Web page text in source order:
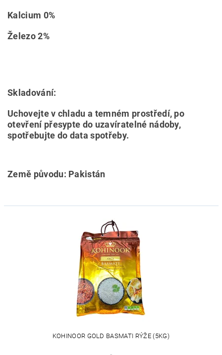
Kalcium 0%
Železo 2%
Skladování:
Uchovejte v chladu a temném prostředí, po
otevření přesypte do uzavíratelné nádoby,
spotřebujte do data spotřeby.
Země původu: Pakistán
KOHINOOR GOLD BASMATI RÝŽE (5KG)